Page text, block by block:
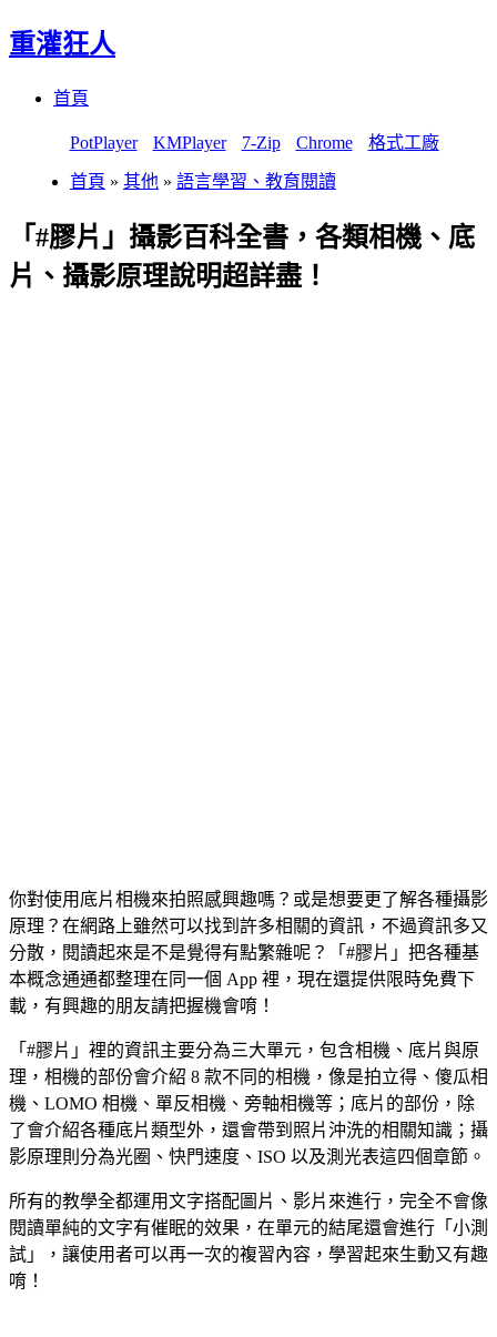
重灌狂人
首頁
PotPlayer KMPlayer 7-Zip Chrome 格式工廠
首頁 » 其他 » 語言學習、教育閱讀
「#膠片」攝影百科全書，各類相機、底
片、攝影原理說明超詳盡！
你對使用底片相機來拍照感興趣嗎？或是想要更了解各種攝影
原理？在網路上雖然可以找到許多相關的資訊，不過資訊多又
分散，閱讀起來是不是覺得有點繁雜呢？「#膠片」把各種基
本概念通通都整理在同一個 App 裡，現在還提供限時免費下
載，有興趣的朋友請把握機會唷！
「#膠片」裡的資訊主要分為三大單元，包含相機、底片與原
理，相機的部份會介紹 8 款不同的相機，像是拍立得、傻瓜相
機、LOMO 相機、單反相機、旁軸相機等；底片的部份，除
了會介紹各種底片類型外，還會帶到照片沖洗的相關知識；攝
影原理則分為光圈、快門速度、ISO 以及測光表這四個章節。
所有的教學全都運用文字搭配圖片、影片來進行，完全不會像
閱讀單純的文字有催眠的效果，在單元的結尾還會進行「小測
試」，讓使用者可以再一次的複習內容，學習起來生動又有趣
唷！